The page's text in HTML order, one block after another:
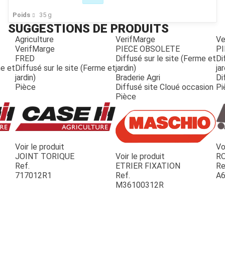
JOUET
ESPACES VERTS
Poids 35 g
SUGGESTIONS DE PRODUITS
et
Agriculture
VerifMarge
FRED
Diffusé sur le site (Ferme et
jardin)
Pièce
Voir le produit
JOINT TORIQUE
Ref.
717012R1
VerifMarge
PIECE OBSOLETE
Diffusé sur le site (Ferme et
jardin)
Braderie Agri
Diffusé site Cloué occasion
Pièce
Voir le produit
ETRIER FIXATION
Ref.
M36100312R